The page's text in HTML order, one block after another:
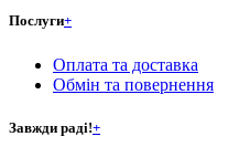
Послуги+
Оплата та доставка
Обмін та повернення
Завжди раді!+